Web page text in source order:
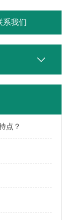
系我们
点？